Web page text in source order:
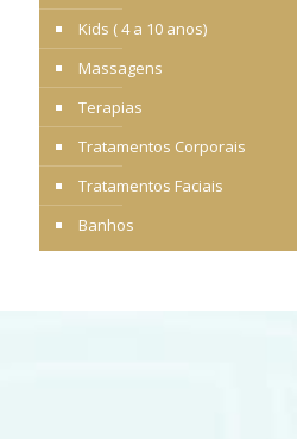
Kids ( 4 a 10 anos)
Massagens
Terapias
Tratamentos Corporais
Tratamentos Faciais
Banhos